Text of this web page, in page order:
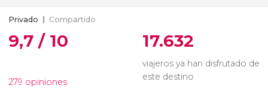
Privado Compartido
9,7 / 10
279 opiniones
17.632
viajeros ya han disfrutado de
este destino